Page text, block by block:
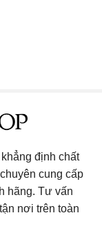
định chất
cung cấp
hãng. Tư vấn
nơi trên toàn